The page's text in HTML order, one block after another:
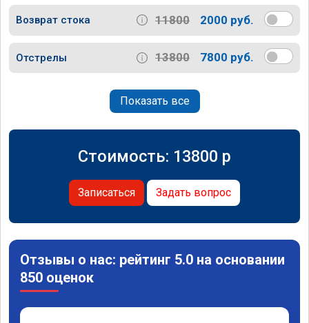
Возврат стока 11800 2000 руб.
Отстрелы 13800 7800 руб.
Показать все
Стоимость: 13800 p
Записаться Задать вопрос
Отзывы о нас: рейтинг 5.0 на основании
850 оценок